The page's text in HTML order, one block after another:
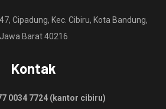
Cipadung, Kec. Cibiru, Kota Bandung,
Jawa Barat 40216
Kontak
0034 7724 (kantor cibiru)